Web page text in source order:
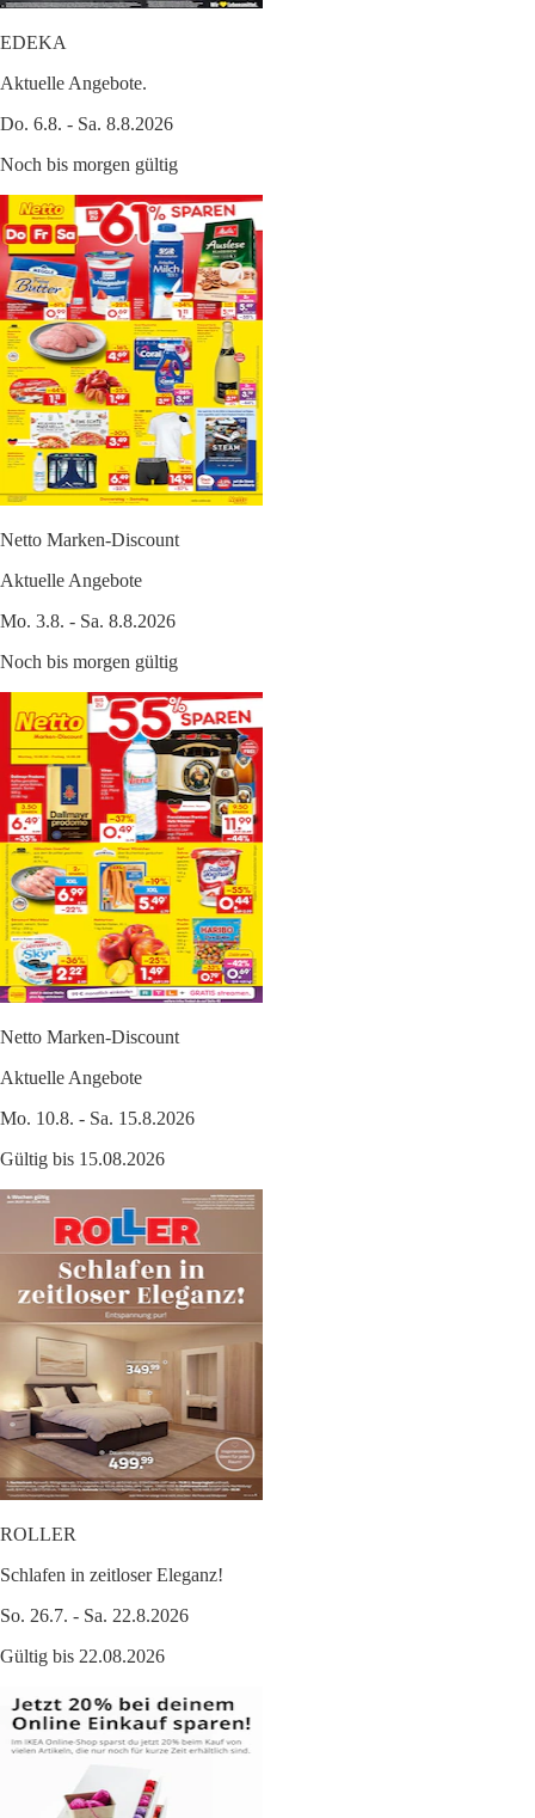
EDEKA
Aktuelle Angebote.
Do. 6.8. - Sa. 8.8.2026
Noch bis morgen gültig
Netto Marken-Discount
Aktuelle Angebote
Mo. 3.8. - Sa. 8.8.2026
Noch bis morgen gültig
Netto Marken-Discount
Aktuelle Angebote
Mo. 10.8. - Sa. 15.8.2026
Gültig bis 15.08.2026
ROLLER
Schlafen in zeitloser Eleganz!
So. 26.7. - Sa. 22.8.2026
Gültig bis 22.08.2026